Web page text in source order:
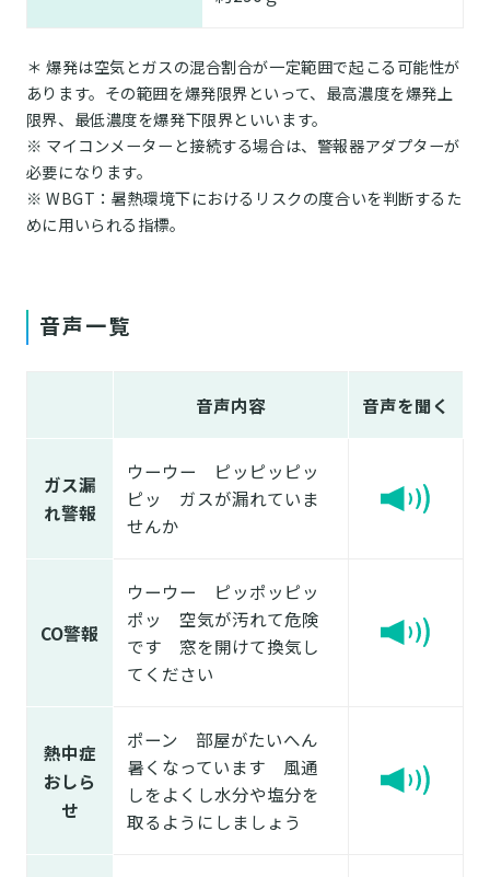
＊ 爆発は空気とガスの混合割合が一定範囲で起こる可能性が
あります。その範囲を爆発限界といって、最高濃度を爆発上
限界、最低濃度を爆発下限界といいます。
※ マイコンメーターと接続する場合は、警報器アダプターが
必要になります。
※ WBGT：暑熱環境下におけるリスクの度合いを判断するた
めに用いられる指標。
音声一覧
音声内容 音声を聞く
ガス漏
れ警報
ウーウー ピッピッピッ
ピッ ガスが漏れていま
せんか
CO警報
ウーウー ピッポッピッ
ポッ 空気が汚れて危険
です 窓を開けて換気し
てください
熱中症
おしら
せ
ポーン 部屋がたいへん
暑くなっています 風通
しをよくし水分や塩分を
取るようにしましょう